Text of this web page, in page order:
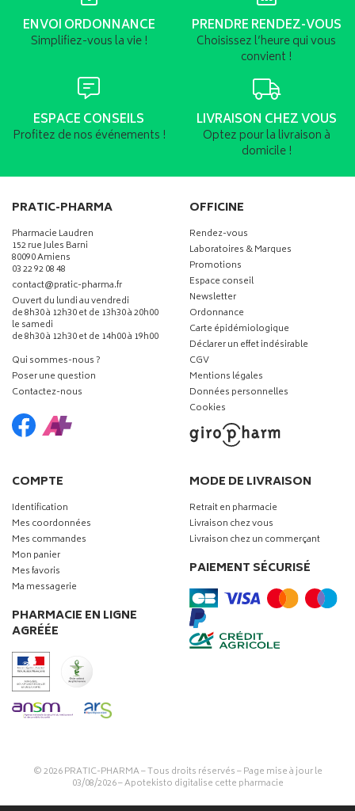
ENVOI ORDONNANCE
Simplifiez-vous la vie !
PRENDRE RENDEZ-VOUS
Choisissez l’heure qui vous
convient !
ESPACE CONSEILS
Profitez de nos événements !
LIVRAISON CHEZ VOUS
Optez pour la livraison à
domicile !
PRATIC-PHARMA
Pharmacie Laudren
152 rue Jules Barni
80090 Amiens
03 22 92 08 48
contact-
@-
pratic-pharma.fr
Ouvert du lundi au vendredi
de 8h30 à 12h30 et de 13h30 à 20h00
le samedi
de 8h30 à 12h30 et de 14h00 à 19h00
Qui sommes-nous ?
Poser une question
Contactez-nous
OFFICINE
Rendez-vous
Laboratoires & Marques
Promotions
Espace conseil
Newsletter
Ordonnance
Carte épidémiologique
Déclarer un effet indésirable
CGV
Mentions légales
Données personnelles
Cookies
COMPTE
Identification
Mes coordonnées
Mes commandes
Mon panier
Mes favoris
Ma messagerie
PHARMACIE EN LIGNE
AGRÉÉE
MODE DE LIVRAISON
Retrait en pharmacie
Livraison chez vous
Livraison chez un commerçant
PAIEMENT SÉCURISÉ
© 2026PRATIC-PHARMA– Tous droits réservés – Page mise à jour le
03/08/2026 –Apotekisto digitalise cette pharmacie